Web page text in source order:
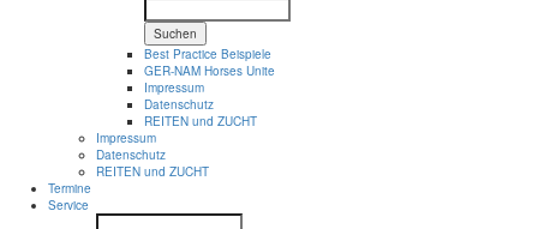
Suchen
Best Practice Beispiele
GER-NAM Horses Unite
Impressum
Datenschutz
REITEN und ZUCHT
Impressum
Datenschutz
REITEN und ZUCHT
Termine
Service